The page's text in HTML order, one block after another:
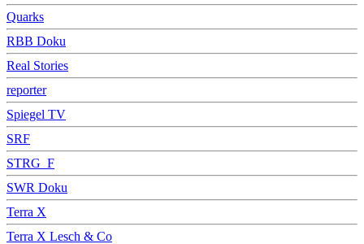
Quarks
RBB Doku
Real Stories
reporter
Spiegel TV
SRF
STRG_F
SWR Doku
Terra X
Terra X Lesch & Co